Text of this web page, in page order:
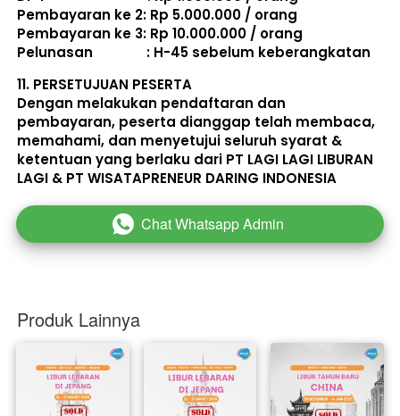
Pembayaran ke 2: Rp 5.000.000 / orang
Pembayaran ke 3: Rp 10.000.000 / orang
Pelunasan               : H-45 sebelum keberangkatan
11. PERSETUJUAN PESERTA
Dengan melakukan pendaftaran dan
pembayaran, peserta dianggap telah membaca,
memahami, dan menyetujui seluruh syarat &
ketentuan yang berlaku dari PT LAGI LAGI LIBURAN
LAGI & PT WISATAPRENEUR DARING INDONESIA
` Chat Whatsapp Admin
Produk Lainnya